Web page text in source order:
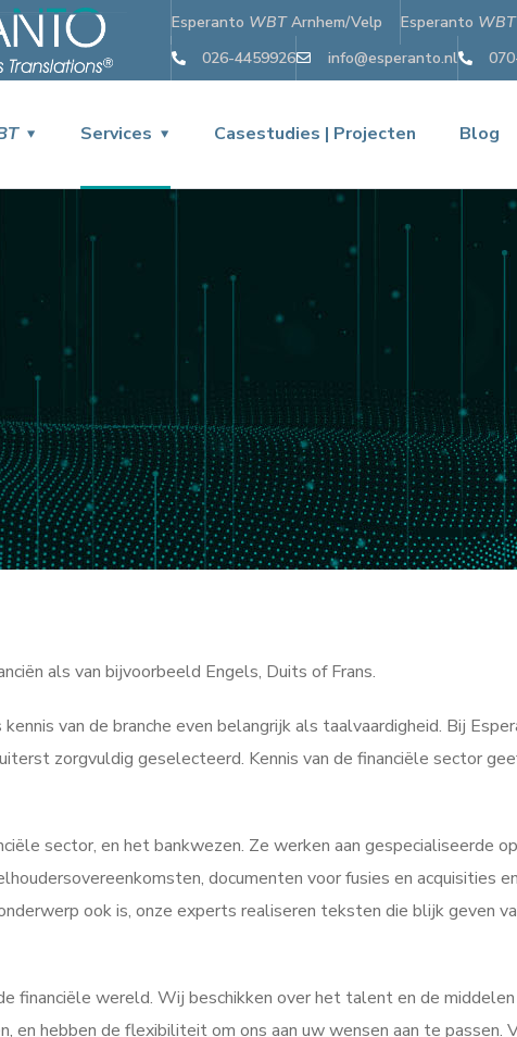
Esperanto WBTArnhem/Velp Esperanto WBT
026-4459926
info@esperanto.nl
Services Casestudies | Projecten Blog
als van bijvoorbeeld Engels, Duits of Frans.
van de branche even belangrijk als taalvaardigheid. Bij
zorgvuldig geselecteerd. Kennis van de financiële sector
sector, en het bankwezen. Ze werken aan gespecialiseerde
documenten voor fusies en acquisities
ook is, onze experts realiseren teksten die blijk geven
wereld. Wij beschikken over het talent en de
hebben de flexibiliteit om ons aan uw wensen aan te passen.